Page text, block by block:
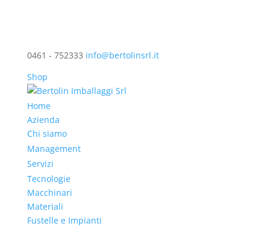
0461 - 752333 info@bertolinsrl.it
Shop
Home
Azienda
Chi siamo
Management
Servizi
Tecnologie
Macchinari
Materiali
Fustelle e Impianti